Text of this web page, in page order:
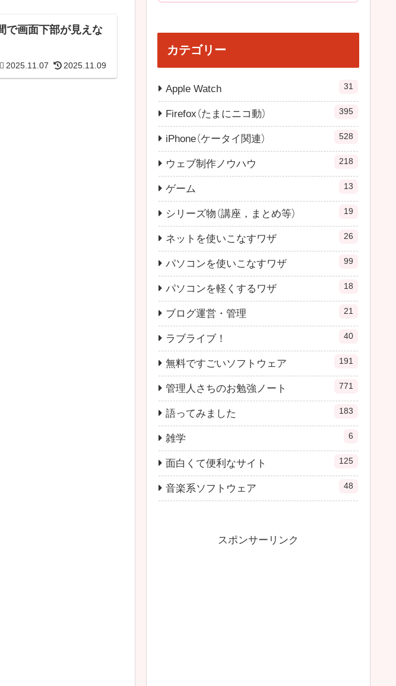
で画面下部が見えな
2025.11.07 2025.11.09
カテゴリー
Apple Watch 31
Firefox（たまにニコ動） 395
iPhone（ケータイ関連） 528
ウェブ制作ノウハウ 218
ゲーム 13
シリーズ物（講座，まとめ等） 19
ネットを使いこなすワザ 26
パソコンを使いこなすワザ 99
パソコンを軽くするワザ 18
ブログ運営・管理 21
ラブライブ！ 40
無料ですごいソフトウェア 191
管理人さちのお勉強ノート 771
語ってみました 183
雑学 6
面白くて便利なサイト 125
音楽系ソフトウェア 48
スポンサーリンク